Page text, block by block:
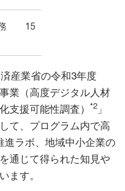
15
産業省の令和3年度
業（高度デジタル人材
支援可能性調査）
*2 」
て、プログラム内で高
進ラボ、地域中小企業の
通じて得られた知見や
ます。